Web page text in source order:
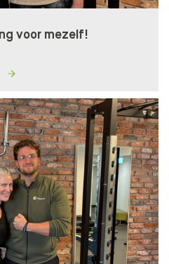
voor mezelf!